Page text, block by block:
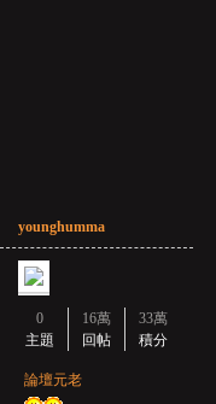
younghumma
0
主題
16萬
回帖
33萬
積分
論壇元老